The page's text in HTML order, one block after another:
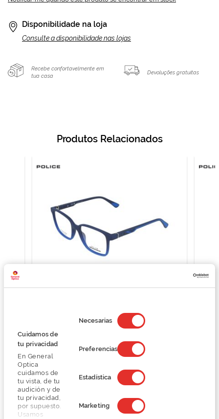
Cuidamos de
tu privacidad
En General
Optica
cuidamos de
tu vista, de tu
audición y de
tu privacidad,
por supuesto.
Usamos
de
consentimiento
Necesarias
Preferencias
Estadística
Marketing
Disponibilidade na loja
Consulte a disponibilidade nas lojas
Recebe confortavelmente em
tua casa
Devoluções gratuitas
Produtos Relacionados
76,12 €
Detalhes